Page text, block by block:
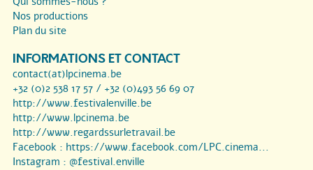
Nos productions
Plan du site
INFORMATIONS ET CONTACT
contact(at)lpcinema.be
+32 (0)2 538 17 57 / +32 (0)493 56 69 07
http://www.festivalenville.be
http://www.lpcinema.be
http://www.regardssurletravail.be
Facebook : https://www.facebook.com/LPC.cinema...
Instagram : @festival.enville